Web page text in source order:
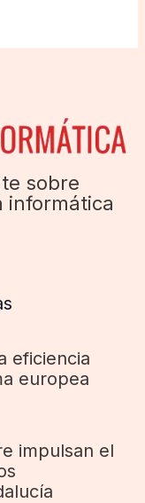
sobre
informática
eficiencia
europea
impulsan el